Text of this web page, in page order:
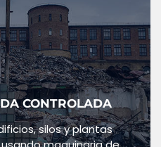
CONTROLADA
silos y plantas